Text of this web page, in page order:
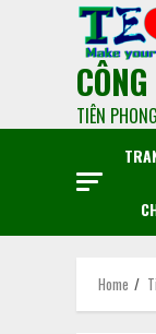
TIÊN
Home